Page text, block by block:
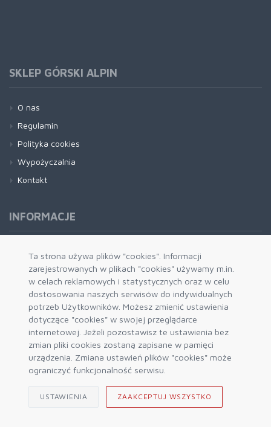
Ta strona używa plików "cookies". Informacji
zarejestrowanych w plikach "cookies" używamy m.in.
w celach reklamowych i statystycznych oraz w celu
dostosowania naszych serwisów do indywidualnych
potrzeb Użytkowników. Możesz zmienić ustawienia
dotyczące "cookies" w swojej przeglądarce
internetowej. Jeżeli pozostawisz te ustawienia bez
zmian pliki cookies zostaną zapisane w pamięci
urządzenia. Zmiana ustawień plików "cookies" może
ograniczyć funkcjonalność serwisu.
USTAWIENIA ZAAKCEPTUJ WSZYSTKO
SKLEP GÓRSKI ALPIN
O nas
Regulamin
Polityka cookies
Wypożyczalnia
Kontakt
INFORMACJE
Formy płatności
Dostawa i wysyłka
Zwrot i wymiana
System rabatowy
Kody rabatowe
Blog